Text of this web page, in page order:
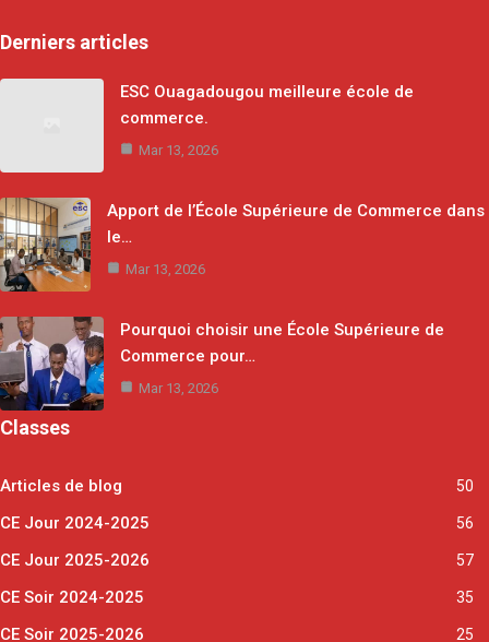
Derniers articles
ESC Ouagadougou meilleure école de
commerce.
Mar 13, 2026
Apport de l’École Supérieure de Commerce dans
le…
Mar 13, 2026
Pourquoi choisir une École Supérieure de
Commerce pour…
Mar 13, 2026
Classes
Articles de blog 50
CE Jour 2024-2025 56
CE Jour 2025-2026 57
CE Soir 2024-2025 35
CE Soir 2025-2026 25